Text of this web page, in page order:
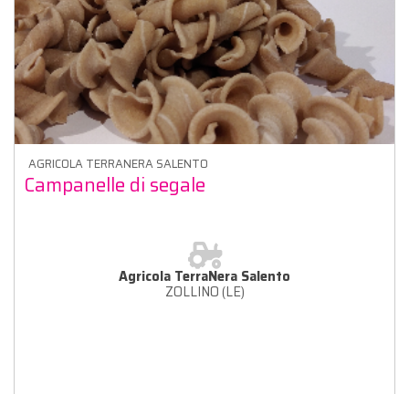
AGRICOLA TERRANERA SALENTO
Campanelle di segale
Agricola TerraNera Salento
ZOLLINO (LE)